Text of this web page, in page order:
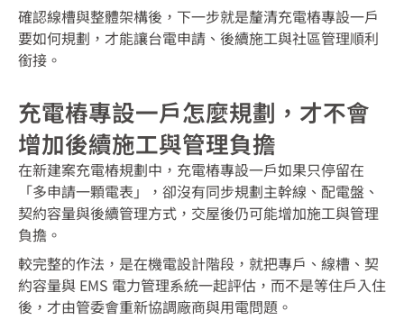
確認線槽與整體架構後，下一步就是釐清充電樁專設一戶
要如何規劃，才能讓台電申請、後續施工與社區管理順利
銜接。
充電樁專設一戶怎麼規劃，才不會
增加後續施工與管理負擔
在新建案充電樁規劃中，充電樁專設一戶如果只停留在
「多申請一顆電表」，卻沒有同步規劃主幹線、配電盤、
契約容量與後續管理方式，交屋後仍可能增加施工與管理
負擔。
較完整的作法，是在機電設計階段，就把專戶、線槽、契
約容量與 EMS 電力管理系統一起評估，而不是等住戶入住
後，才由管委會重新協調廠商與用電問題。